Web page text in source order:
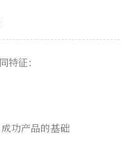
征：
功产品的基础